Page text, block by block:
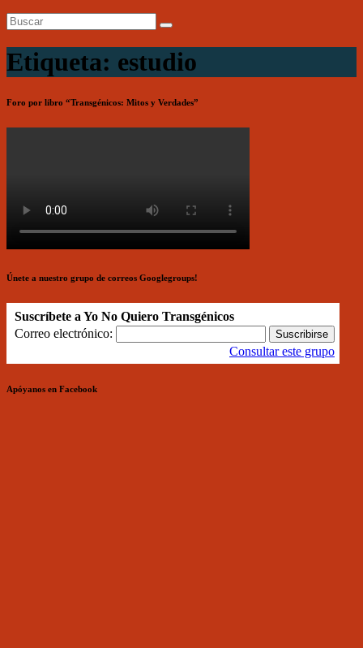
Etiqueta: estudio
Foro por libro “Transgénicos: Mitos y Verdades”
Únete a nuestro grupo de correos Googlegroups!
Suscríbete a Yo No Quiero Transgénicos
Correo electrónico:
Consultar este grupo
Apóyanos en Facebook